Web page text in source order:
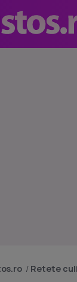
/ Retete